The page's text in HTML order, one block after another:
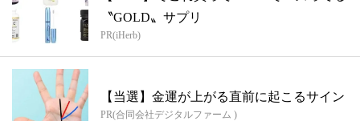
〝GOLD〟サプリ
PR(iHerb)
【当選】金運が上がる直前に起こるサイン
PR(合同会社デジタルファーム )